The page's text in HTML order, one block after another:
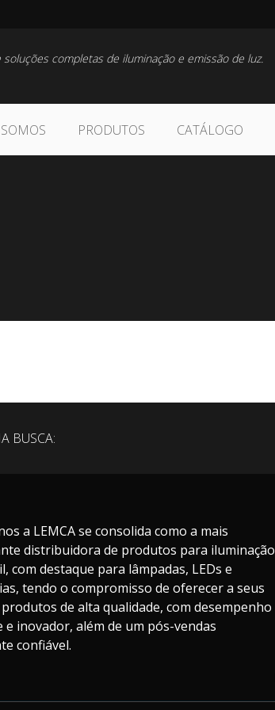
completas de iluminação e emissão de luz.
PRODUTOS CATÁLOGO
BUSCA:
a LEMCA se consolida como a mais
distribuidora de produtos para iluminação
com destaque para lâmpadas, LEDs e
tendo o compromisso de oferecer a seus
de alta qualidade, com desempenho
e inovador, além de um pós-vendas
confiável.